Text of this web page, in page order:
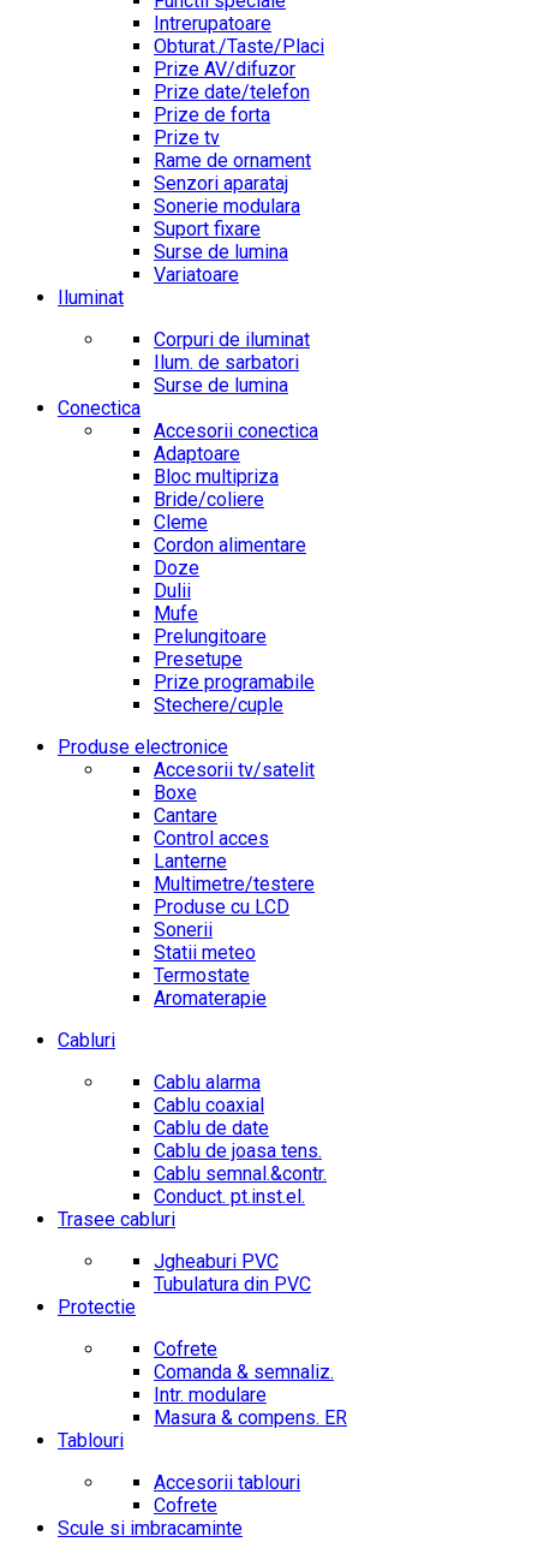
Intrerupatoare
Obturat./Taste/Placi
Prize AV/difuzor
Prize date/telefon
Prize de forta
Prize tv
Rame de ornament
Senzori aparataj
Sonerie modulara
Suport fixare
Surse de lumina
Variatoare
Iluminat
Corpuri de iluminat
Ilum. de sarbatori
Surse de lumina
Conectica
Accesorii conectica
Adaptoare
Bloc multipriza
Bride/coliere
Cleme
Cordon alimentare
Doze
Dulii
Mufe
Prelungitoare
Presetupe
Prize programabile
Stechere/cuple
Produse electronice
Accesorii tv/satelit
Boxe
Cantare
Control acces
Lanterne
Multimetre/testere
Produse cu LCD
Sonerii
Statii meteo
Termostate
Aromaterapie
Cabluri
Cablu alarma
Cablu coaxial
Cablu de date
Cablu de joasa tens.
Cablu semnal.&contr.
Conduct. pt.inst.el.
Trasee cabluri
Jgheaburi PVC
Tubulatura din PVC
Protectie
Cofrete
Comanda & semnaliz.
Intr. modulare
Masura & compens. ER
Tablouri
Accesorii tablouri
Cofrete
Scule si imbracaminte